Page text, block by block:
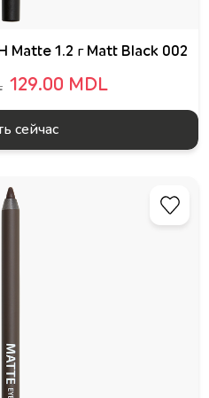
Matte 1.2 г Matt Black 002
129.00 MDL
сейчас